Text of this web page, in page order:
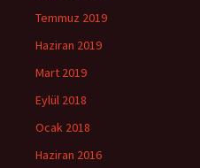
Temmuz 2019
Haziran 2019
Mart 2019
Eylül 2018
Ocak 2018
Haziran 2016